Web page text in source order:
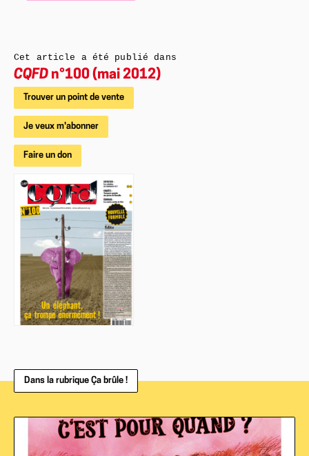
Cet article a été publié dans
CQFD n°100 (mai 2012)
Trouver un point de vente
Je veux m'abonner
Faire un don
Dans la rubrique Ça brûle !